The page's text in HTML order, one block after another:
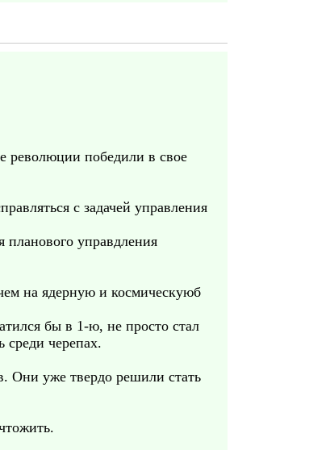
революции победили в свое
с задачей управления
управдления
на ядерную и космическуюб
бы в 1-ю, не просто стал
среди черепах.
Они уже твердо решили стать